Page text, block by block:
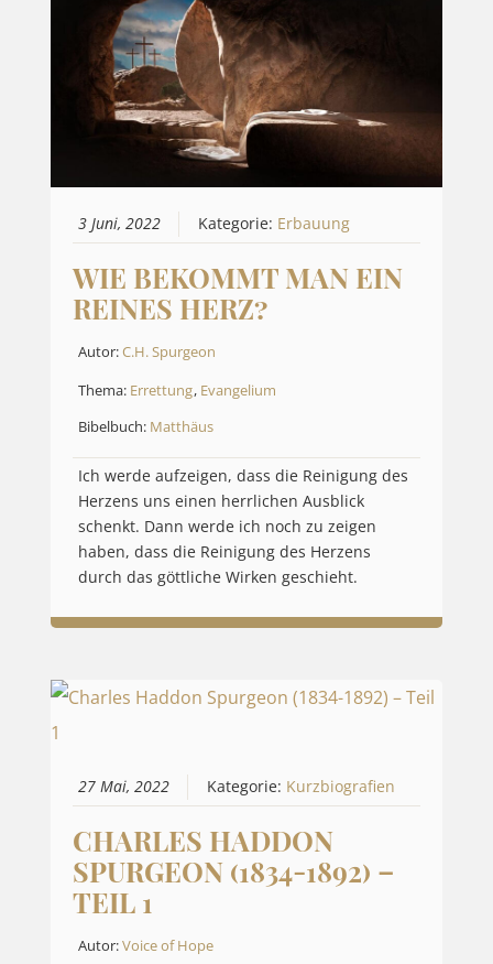
3 Juni, 2022 Kategorie: Erbauung
WIE BEKOMMT MAN EIN
REINES HERZ?
Autor:C.H. Spurgeon
Thema: Errettung, Evangelium
Bibelbuch: Matthäus
Ich werde aufzeigen, dass die Reinigung des
Herzens uns einen herrlichen Ausblick
schenkt. Dann werde ich noch zu zeigen
haben, dass die Reinigung des Herzens
durch das göttliche Wirken geschieht.
27 Mai, 2022 Kategorie: Kurzbiografien
CHARLES HADDON
SPURGEON (1834-1892) –
TEIL 1
Autor:Voice of Hope